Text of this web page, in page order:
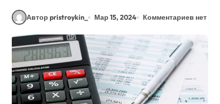
Автор pristroykin_ Мар 15, 2024 Комментариев нет